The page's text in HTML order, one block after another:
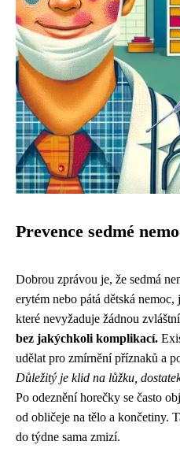
Prevence sedmé
Dobrou zprávou je, že sedmá
erytém nebo pátá dětská
které nevyžaduje žádnou
bez jakýchkoli komplikací.
udělat pro zmírnění příznaků a
Důležitý je klid na lůžku,
Po odeznění horečky se často
od obličeje na tělo a končetiny.
do týdne sama zmizí.